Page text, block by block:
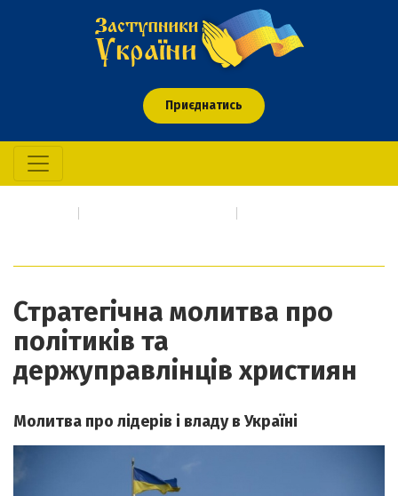
Приєднатись
Стратегічна молитва про
політиків та
держуправлінців християн
Молитва про лідерів і владу в Україні